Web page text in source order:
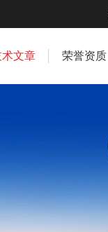
术文章 荣誉资质